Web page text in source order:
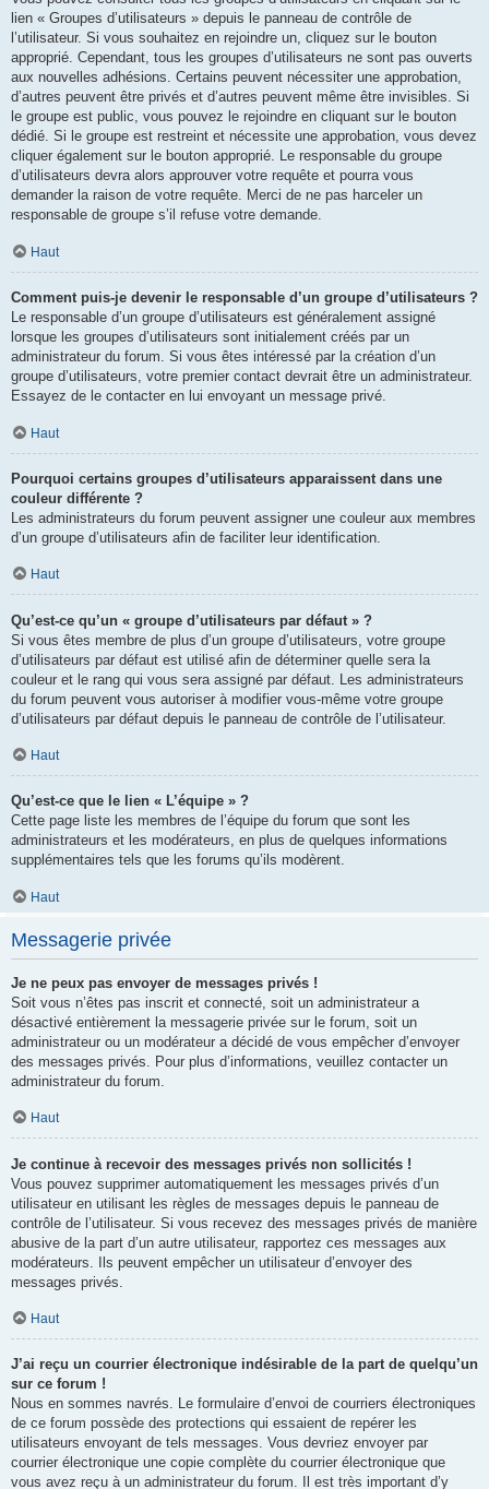
lien « Groupes d’utilisateurs » depuis le panneau de contrôle de
l’utilisateur. Si vous souhaitez en rejoindre un, cliquez sur le bouton
approprié. Cependant, tous les groupes d’utilisateurs ne sont pas ouverts
aux nouvelles adhésions. Certains peuvent nécessiter une approbation,
d’autres peuvent être privés et d’autres peuvent même être invisibles. Si
le groupe est public, vous pouvez le rejoindre en cliquant sur le bouton
dédié. Si le groupe est restreint et nécessite une approbation, vous devez
cliquer également sur le bouton approprié. Le responsable du groupe
d’utilisateurs devra alors approuver votre requête et pourra vous
demander la raison de votre requête. Merci de ne pas harceler un
responsable de groupe s’il refuse votre demande.
Haut
Comment puis-je devenir le responsable d’un groupe d’utilisateurs ?
Le responsable d’un groupe d’utilisateurs est généralement assigné
lorsque les groupes d’utilisateurs sont initialement créés par un
administrateur du forum. Si vous êtes intéressé par la création d’un
groupe d’utilisateurs, votre premier contact devrait être un administrateur.
Essayez de le contacter en lui envoyant un message privé.
Haut
Pourquoi certains groupes d’utilisateurs apparaissent dans une
couleur différente ?
Les administrateurs du forum peuvent assigner une couleur aux membres
d’un groupe d’utilisateurs afin de faciliter leur identification.
Haut
Qu’est-ce qu’un « groupe d’utilisateurs par défaut » ?
Si vous êtes membre de plus d’un groupe d’utilisateurs, votre groupe
d’utilisateurs par défaut est utilisé afin de déterminer quelle sera la
couleur et le rang qui vous sera assigné par défaut. Les administrateurs
du forum peuvent vous autoriser à modifier vous-même votre groupe
d’utilisateurs par défaut depuis le panneau de contrôle de l’utilisateur.
Haut
Qu’est-ce que le lien « L’équipe » ?
Cette page liste les membres de l’équipe du forum que sont les
administrateurs et les modérateurs, en plus de quelques informations
supplémentaires tels que les forums qu’ils modèrent.
Haut
Messagerie privée
Je ne peux pas envoyer de messages privés !
Soit vous n’êtes pas inscrit et connecté, soit un administrateur a
désactivé entièrement la messagerie privée sur le forum, soit un
administrateur ou un modérateur a décidé de vous empêcher d’envoyer
des messages privés. Pour plus d’informations, veuillez contacter un
administrateur du forum.
Haut
Je continue à recevoir des messages privés non sollicités !
Vous pouvez supprimer automatiquement les messages privés d’un
utilisateur en utilisant les règles de messages depuis le panneau de
contrôle de l’utilisateur. Si vous recevez des messages privés de manière
abusive de la part d’un autre utilisateur, rapportez ces messages aux
modérateurs. Ils peuvent empêcher un utilisateur d’envoyer des
messages privés.
Haut
J’ai reçu un courrier électronique indésirable de la part de quelqu’un
sur ce forum !
Nous en sommes navrés. Le formulaire d’envoi de courriers électroniques
de ce forum possède des protections qui essaient de repérer les
utilisateurs envoyant de tels messages. Vous devriez envoyer par
courrier électronique une copie complète du courrier électronique que
vous avez reçu à un administrateur du forum. Il est très important d’y